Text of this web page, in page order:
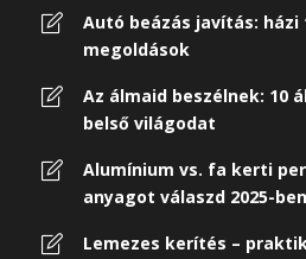
Autó beázás javítás:
megoldások
Az álmaid beszélnek: 10
belső világodat
Alumínium vs. fa kerti
anyagot válaszd 2025-ben
Lemezes kerítés –